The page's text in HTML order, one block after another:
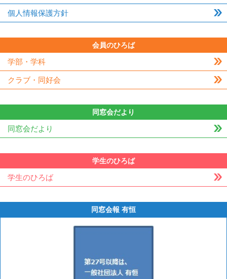
個人情報保護方針
会員のひろば
学部・学科
クラブ・同好会
同窓会だより
同窓会だより
学生のひろば
学生のひろば
同窓会報 有恒